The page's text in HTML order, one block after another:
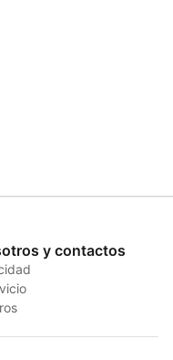
y contactos